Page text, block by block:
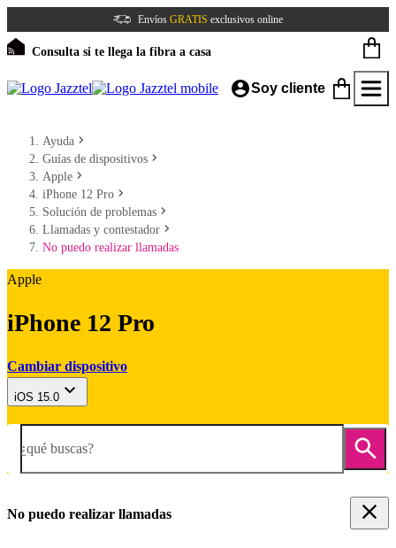
Envíos GRATIS exclusivos online
Consulta si te llega la fibra a casa
Soy cliente
Ayuda
Guías de dispositivos
Apple
iPhone 12 Pro
Solución de problemas
Llamadas y contestador
No puedo realizar llamadas
Apple
iPhone 12 Pro
Cambiar dispositivo
iOS 15.0
¿qué buscas?
No puedo realizar llamadas